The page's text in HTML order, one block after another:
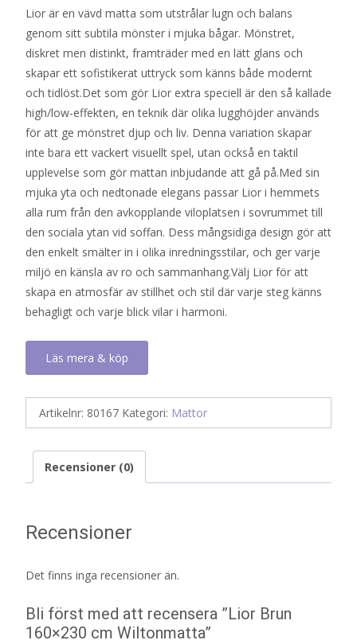
Lior är en vävd matta som utstrålar lugn och balans
genom sitt subtila mönster i mjuka bågar. Mönstret,
diskret men distinkt, framträder med en lätt glans och
skapar ett sofistikerat uttryck som känns både modernt
och tidlöst.Det som gör Lior extra speciell är den så kallade
high/low-effekten, en teknik där olika lugghöjder används
för att ge mönstret djup och liv. Denna variation skapar
inte bara ett vackert visuellt spel, utan också en taktil
upplevelse som gör mattan inbjudande att gå på.Med sin
mjuka yta och nedtonade elegans passar Lior i hemmets
alla rum från den avkopplande viloplatsen i sovrummet till
den sociala ytan vid soffan. Dess mångsidiga design gör att
den enkelt smälter in i olika inredningsstilar, och ger varje
miljö en känsla av ro och sammanhang.Välj Lior för att
skapa en atmosfär av stillhet och stil där varje steg känns
behagligt och varje blick vilar i harmoni.
Läs mera & köp
Artikelnr: 80167 Kategori: Mattor
Recensioner (0)
Recensioner
Det finns inga recensioner än.
Bli först med att recensera ”Lior Brun
160×230 cm Wiltonmatta”